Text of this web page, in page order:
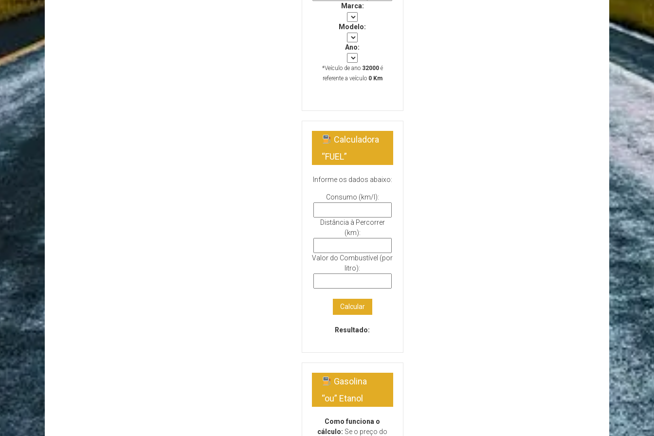
Marca:
Modelo:
Ano:
*Veículo de ano 32000é
referente a veículo 0 Km
Calculadora
“FUEL”
Informe os dados abaixo:
Consumo (km/l):
Distância à Percorrer
(km):
Valor do Combustível (por
litro):
Calcular
Resultado:
Gasolina
“ou” Etanol
Como funciona o
cálculo: Se o preço do